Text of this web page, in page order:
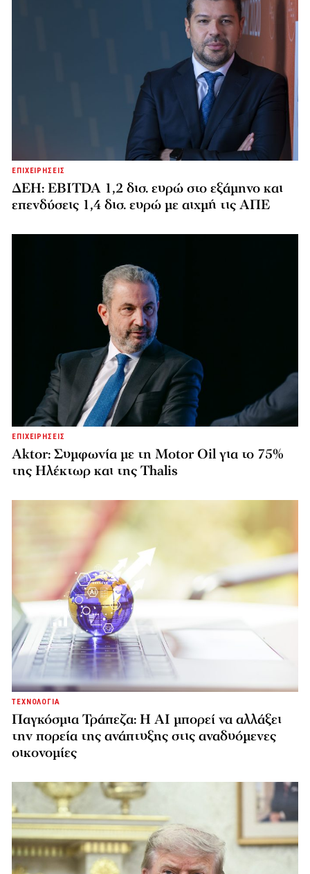
ΕΠΙΧΕΙΡΗΣΕΙΣ
ΔΕΗ: EBITDA 1,2 δισ. ευρώ στο εξάμηνο και
επενδύσεις 1,4 δισ. ευρώ με αιχμή τις ΑΠΕ
ΕΠΙΧΕΙΡΗΣΕΙΣ
Aktor: Συμφωνία με τη Motor Oil για το 75%
της Ηλέκτωρ και της Thalis
ΤΕΧΝΟΛΟΓΙΑ
Παγκόσμια Τράπεζα: Η AI μπορεί να αλλάξει
την πορεία της ανάπτυξης στις αναδυόμενες
οικονομίες